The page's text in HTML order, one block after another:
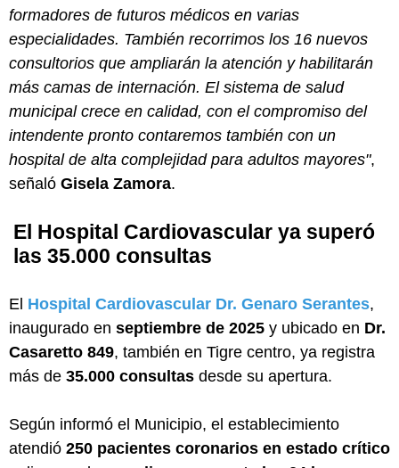
formadores de futuros médicos en varias
especialidades. También recorrimos los 16 nuevos
consultorios que ampliarán la atención y habilitarán
más camas de internación. El sistema de salud
municipal crece en calidad, con el compromiso del
intendente pronto contaremos también con un
hospital de alta complejidad para adultos mayores",
señaló Gisela Zamora.
El Hospital Cardiovascular ya superó
las 35.000 consultas
El Hospital Cardiovascular Dr. Genaro Serantes,
inaugurado en septiembre de 2025 y ubicado en Dr.
Casaretto 849, también en Tigre centro, ya registra
más de 35.000 consultas desde su apertura.
Según informó el Municipio, el establecimiento
atendió 250 pacientes coronarios en estado crítico